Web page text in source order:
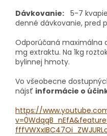
Dávkovanie: 5-7
denné dávkovanie, pred
Odporúčaná maximálna
mg extraktu. Na 1kg
bylinnej hmoty.
Vo všeobecne
nájsť informácie o
https://